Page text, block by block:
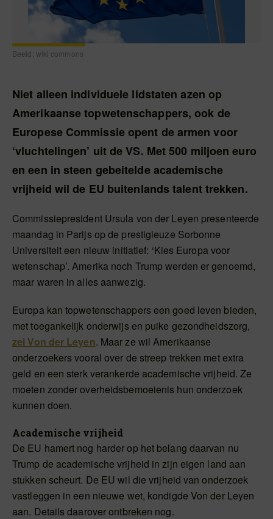
Beeld: wiki commons
Niet alleen individuele lidstaten azen op
Amerikaanse topwetenschappers, ook de
Europese Commissie opent de armen voor
‘vluchtelingen’ uit de VS. Met 500 miljoen euro
en een in steen gebeitelde academische
vrijheid wil de EU buitenlands talent trekken.
Commissiepresident Ursula von der Leyen presenteerde
maandag in Parijs op de prestigieuze Sorbonne
Universiteit een nieuw initiatief: ‘Kies Europa voor
wetenschap’. Amerika noch Trump werden er genoemd,
maar waren in alles aanwezig.
Europa kan topwetenschappers een goed leven bieden,
met toegankelijk onderwijs en puike gezondheidszorg,
zei Von der Leyen. Maar ze wil Amerikaanse
onderzoekers vooral over de streep trekken met extra
geld en een sterk verankerde academische vrijheid. Ze
moeten zonder overheidsbemoeienis hun onderzoek
kunnen doen.
Academische vrijheid
De EU hamert nog harder op het belang daarvan nu
Trump de academische vrijheid in zijn eigen land aan
stukken scheurt. De EU wil die vrijheid van onderzoek
vastleggen in een nieuwe wet, kondigde Von der Leyen
aan. Details daarover ontbreken nog.